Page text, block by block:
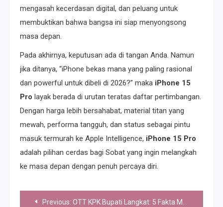
mengasah kecerdasan digital, dan peluang untuk
membuktikan bahwa bangsa ini siap menyongsong
masa depan.
Pada akhirnya, keputusan ada di tangan Anda. Namun
jika ditanya, “iPhone bekas mana yang paling rasional
dan powerful untuk dibeli di 2026?” maka iPhone 15
Pro layak berada di urutan teratas daftar pertimbangan.
Dengan harga lebih bersahabat, material titan yang
mewah, performa tangguh, dan status sebagai pintu
masuk termurah ke Apple Intelligence, iPhone 15 Pro
adalah pilihan cerdas bagi Sobat yang ingin melangkah
ke masa depan dengan penuh percaya diri.
PostPrevious: OTT KPK Bupati Langkat: 5 Fakta Mengerikan yang Terbongkar!